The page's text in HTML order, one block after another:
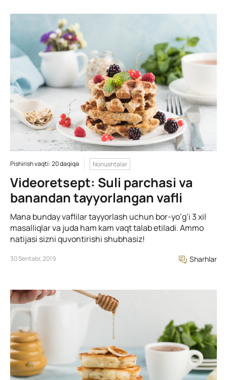
Pishirish vaqti: 20 daqiqa Nonushtalar
Videoretsept: Suli parchasi va
banandan tayyorlangan vafli
Mana bunday vaflilar tayyorlash uchun bor-yo’g’i 3 xil
masalliqlar va juda ham kam vaqt talab etiladi. Ammo
natijasi sizni quvontirishi shubhasiz!
30 Sentabr, 2019 Sharhlar